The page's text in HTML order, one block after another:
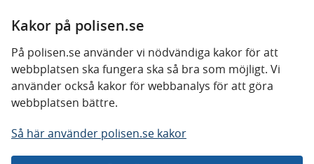
Kakor på polisen.se
På polisen.se använder vi nödvändiga kakor för att
webbplatsen ska fungera ska så bra som möjligt. Vi
använder också kakor för webbanalys för att göra
webbplatsen bättre.
Så här använder polisen.se kakor